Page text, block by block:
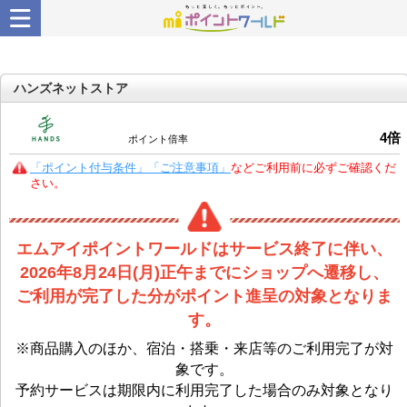
ハンズネットストア
ポイント倍率 4倍
「ポイント付与条件」「ご注意事項」 などご利用前に必ずご確認くだ
さい。
エムアイポイントワールドはサービス終了に伴い、
2026年8月24日(月)正午までにショップへ遷移し、
ご利用が完了した分がポイント進呈の対象となりま
す。
※商品購入のほか、宿泊・搭乗・来店等のご利用完了が対
象です。
予約サービスは期限内に利用完了した場合のみ対象となり